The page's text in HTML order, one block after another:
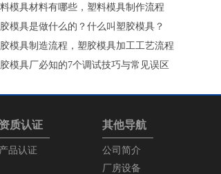
模具材料有哪些，塑料模具制作流程
模具是做什么的？什么叫塑胶模具？
模具制造流程，塑胶模具加工工艺流程
模具厂必知的7个调试技巧与常见误区
资质认证
产品认证
其他导航
公司简介
厂房设备